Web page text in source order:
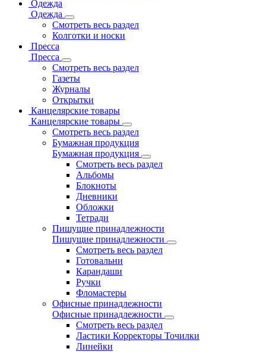
Одежда
Одежда
Смотреть весь раздел
Колготки и носки
Пресса
Пресса
Смотреть весь раздел
Газеты
Журналы
Открытки
Канцелярские товары
Канцелярские товары
Смотреть весь раздел
Бумажная продукция
Бумажная продукция
Смотреть весь раздел
Альбомы
Блокноты
Дневники
Обложки
Тетради
Пишущие принадлежности
Пишущие принадлежности
Смотреть весь раздел
Готовальни
Карандаши
Ручки
Фломастеры
Офисные принадлежности
Офисные принадлежности
Смотреть весь раздел
Ластики Корректоры Точилки
Линейки